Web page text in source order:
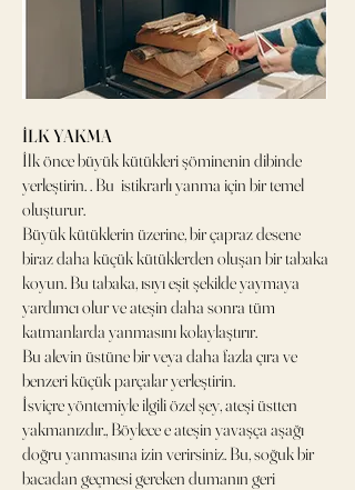
İLK YAKMA
İlk önce büyük kütükleri şöminenin dibinde
yerleştirin. . Bu istikrarlı yanma için bir temel
oluşturur.
Büyük kütüklerin üzerine, bir çapraz desene
biraz daha küçük kütüklerden oluşan bir tabaka
koyun. Bu tabaka, ısıyı eşit şekilde yaymaya
yardımcı olur ve ateşin daha sonra tüm
katmanlarda yanmasını kolaylaştırır.
Bu alevin üstüne bir veya daha fazla çıra ve
benzeri küçük parçalar yerleştirin.
İsviçre yöntemiyle ilgili özel şey, ateşi üstten
yakmanızdır., Böylece e ateşin yavaşça aşağı
doğru yanmasına izin verirsiniz. Bu, soğuk bir
bacadan geçmesi gereken dumanın geri